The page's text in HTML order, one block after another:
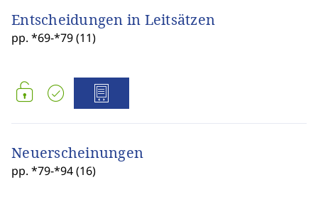
Entscheidungen in Leitsätzen
pp. *69-*79 (11)
Neuerscheinungen
pp. *79-*94 (16)